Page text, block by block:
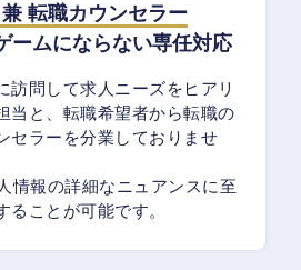
転職カウンセラー
ームにならない専任対応
訪問して求人ニーズをヒアリ
当と、転職希望者から転職の
セラーを分業しておりませ
情報の詳細なニュアンスに至
ることが可能です。